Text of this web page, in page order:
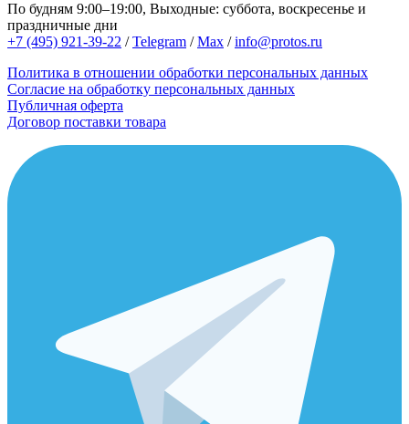
По будням 9:00–19:00, Выходные: суббота, воскресенье и
праздничные дни
+7 (495) 921-39-22 /Telegram /Max /info@protos.ru
Политика в отношении обработки персональных данных
Согласие на обработку персональных данных
Публичная оферта
Договор поставки товара